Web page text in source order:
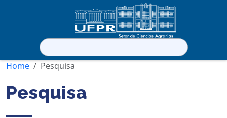
Pesquisar
por:
Home
Pesquisa
Pesquisa